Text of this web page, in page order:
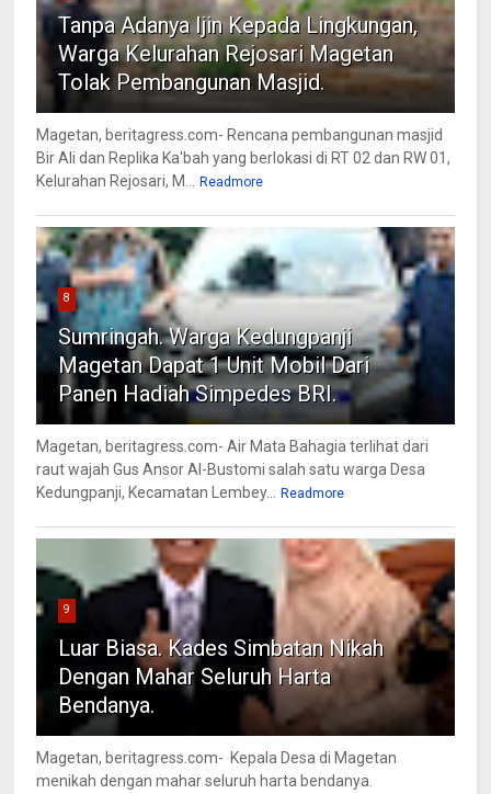
Tanpa Adanya Ijin Kepada Lingkungan,
Warga Kelurahan Rejosari Magetan
Tolak Pembangunan Masjid.
Magetan, beritagress.com- Rencana pembangunan masjid
Bir Ali dan Replika Ka'bah yang berlokasi di RT 02 dan RW 01,
Kelurahan Rejosari, M... Readmore
8
Sumringah. Warga Kedungpanji
Magetan Dapat 1 Unit Mobil Dari
Panen Hadiah Simpedes BRI.
Magetan, beritagress.com- Air Mata Bahagia terlihat dari
raut wajah Gus Ansor Al-Bustomi salah satu warga Desa
Kedungpanji, Kecamatan Lembey... Readmore
9
Luar Biasa. Kades Simbatan Nikah
Dengan Mahar Seluruh Harta
Bendanya.
Magetan, beritagress.com- Kepala Desa di Magetan
menikah dengan mahar seluruh harta bendanya.